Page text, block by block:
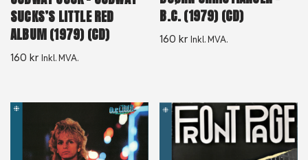
SUCKS’S LITTLE RED
ALBUM (1979) (CD)
160 kr Inkl. MVA.
B.C. (1979) (CD)
160kr Inkl. MVA.